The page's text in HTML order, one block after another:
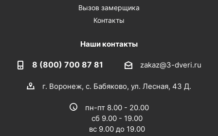
Вызов замерщика
Контакты
Наши контакты
8 (800) 700 87 81 zakaz@3-dveri.ru
г. Воронеж, с. Бабяково, ул. Лесная, 43 Д.
пн-пт 8.00 - 20.00
сб 9.00 - 19.00
вс 9.00 до 19.00